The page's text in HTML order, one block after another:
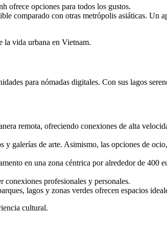
ofrece opciones para todos los gustos.
comparado con otras metrópolis asiáticas. Un
la vida urbana en Vietnam.
para nómadas digitales. Con sus lagos
remota, ofreciendo conexiones de alta
galerías de arte. Asimismo, las opciones de
en una zona céntrica por alrededor de 400
conexiones profesionales y personales.
lagos y zonas verdes ofrecen espacios
cultural.